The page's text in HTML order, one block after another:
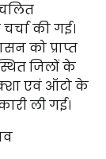
की गई।
को प्राप्त
जिलों के
एवं ऑटो के
ली गई।